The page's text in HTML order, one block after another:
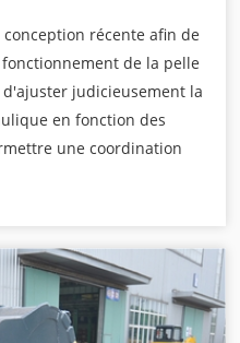
récente afin de
de la pelle
judicieusement la
en fonction des
une coordination